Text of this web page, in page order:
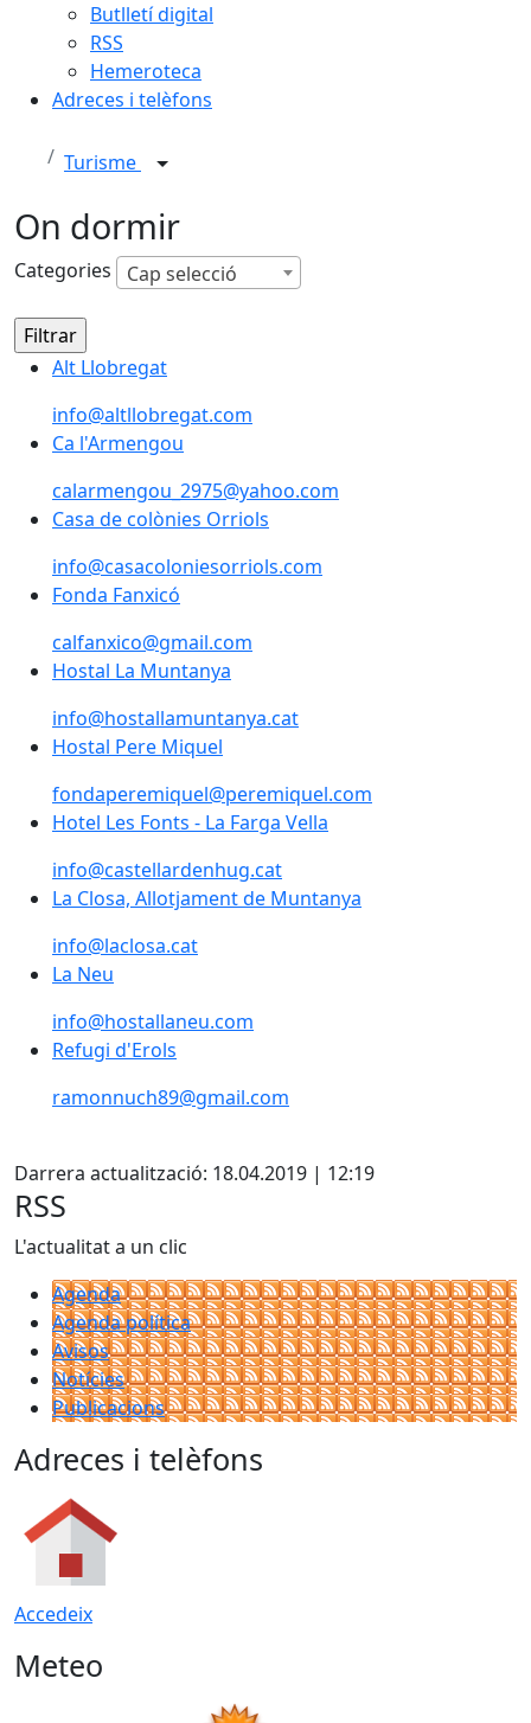
Butlletí digital
RSS
Hemeroteca
Adreces i telèfons
Turisme
On dormir
Categories Cap selecció
Alt Llobregat
Alt Llobregat
info@altllobregat.com
Ca l'Armengou
Ca l'Armengou
calarmengou_2975@yahoo.com
Casa de colònies Orriols
Casa de colònies Orriols
info@casacoloniesorriols.com
Fonda Fanxicó
Fonda Fanxicó
calfanxico@gmail.com
Hostal La Muntanya
Hostal La Muntanya
info@hostallamuntanya.cat
Hostal Pere Miquel
Hostal Pere Miquel
fondaperemiquel@peremiquel.com
Hotel Les Fonts - La Farga Vella
Hotel Les Fonts - La Farga Vella
info@castellardenhug.cat
La Closa, Allotjament de Muntanya
La Closa, Allotjament de Muntanya
info@laclosa.cat
La Neu
La Neu
info@hostallaneu.com
Refugi d'Erols
Refugi d'Erols
ramonnuch89@gmail.com
Darrera actualització: 18.04.2019 | 12:19
RSS
L'actualitat a un clic
Agenda
Agenda política
Avisos
Notícies
Publicacions
Adreces i telèfons
Accedeix
Meteo